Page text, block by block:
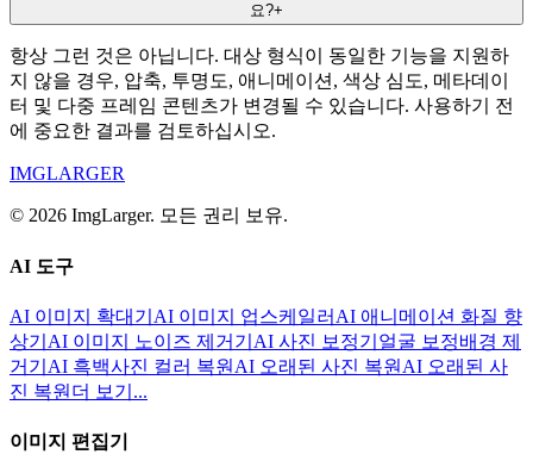
요?+
항상 그런 것은 아닙니다. 대상 형식이 동일한 기능을 지원하
지 않을 경우, 압축, 투명도, 애니메이션, 색상 심도, 메타데이
터 및 다중 프레임 콘텐츠가 변경될 수 있습니다. 사용하기 전
에 중요한 결과를 검토하십시오.
IMGLARGER
© 2026 ImgLarger. 모든 권리 보유.
AI 도구
AI 이미지 확대기 AI 이미지 업스케일러 AI 애니메이션 화질 향
상기 AI 이미지 노이즈 제거기 AI 사진 보정기 얼굴 보정배경 제
거기 AI 흑백사진 컬러 복원 AI 오래된 사진 복원 AI 오래된 사
진 복원 더 보기...
이미지 편집기